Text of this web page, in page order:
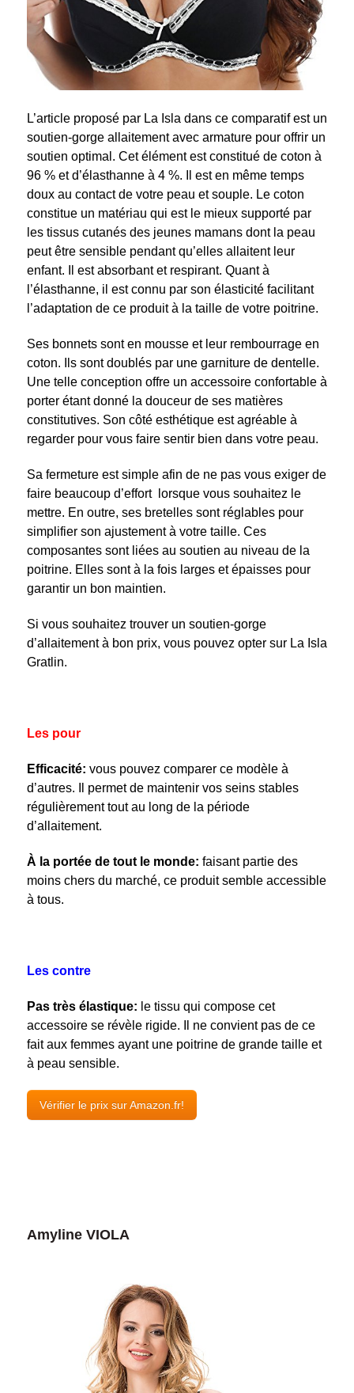
L’article proposé par La Isla dans ce comparatif est un
soutien-gorge allaitement avec armature pour offrir un
soutien optimal. Cet élément est constitué de coton à
96 % et d’élasthanne à 4 %. Il est en même temps
doux au contact de votre peau et souple. Le coton
constitue un matériau qui est le mieux supporté par
les tissus cutanés des jeunes mamans dont la peau
peut être sensible pendant qu’elles allaitent leur
enfant. Il est absorbant et respirant. Quant à
l’élasthanne, il est connu par son élasticité facilitant
l’adaptation de ce produit à la taille de votre poitrine.
Ses bonnets sont en mousse et leur rembourrage en
coton. Ils sont doublés par une garniture de dentelle.
Une telle conception offre un accessoire confortable à
porter étant donné la douceur de ses matières
constitutives. Son côté esthétique est agréable à
regarder pour vous faire sentir bien dans votre peau.
Sa fermeture est simple afin de ne pas vous exiger de
faire beaucoup d’effort lorsque vous souhaitez le
mettre. En outre, ses bretelles sont réglables pour
simplifier son ajustement à votre taille. Ces
composantes sont liées au soutien au niveau de la
poitrine. Elles sont à la fois larges et épaisses pour
garantir un bon maintien.
Si vous souhaitez trouver un soutien-gorge
d’allaitement à bon prix, vous pouvez opter sur La Isla
Gratlin.
Les pour
Efficacité: vous pouvez comparer ce modèle à
d’autres. Il permet de maintenir vos seins stables
régulièrement tout au long de la période
d’allaitement.
À la portée de tout le monde: faisant partie des
moins chers du marché, ce produit semble accessible
à tous.
Les contre
Pas très élastique: le tissu qui compose cet
accessoire se révèle rigide. Il ne convient pas de ce
fait aux femmes ayant une poitrine de grande taille et
à peau sensible.
Vérifier le prix sur Amazon.fr!
Amyline VIOLA